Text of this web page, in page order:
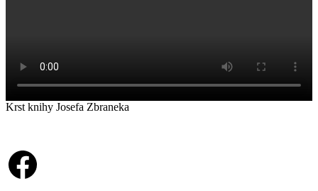
Krst knihy Josefa Zbraneka
Facebook